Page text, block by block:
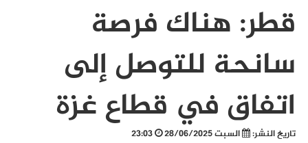
قطر: هناك فرصة
سانحة للتوصل إلى
اتفاق في قطاع غزة
تاريخ النشر: السبت 28/06/2025